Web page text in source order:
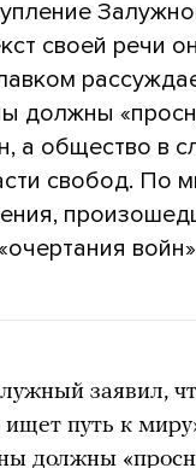
своей речи он
должны
а общество в
свобод. По
заявил,
ищет путь к
должны